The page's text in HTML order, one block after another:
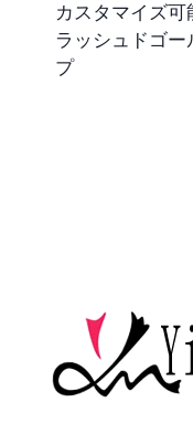
カスタマイズ
ラッシュドゴー
プ